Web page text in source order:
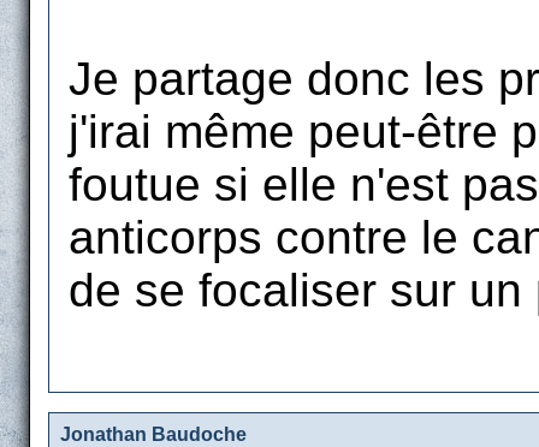
Je partage donc les
j'irai même peut-être
foutue si elle n'est
anticorps contre le
de se focaliser sur un
Jonathan Baudoche